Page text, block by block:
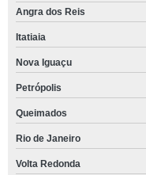
Angra dos Reis
Itatiaia
Nova Iguaçu
Petrópolis
Queimados
Rio de Janeiro
Volta Redonda